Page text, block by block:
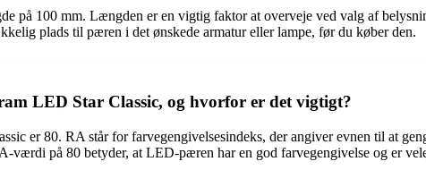
på 100 mm. Længden er en vigtig faktor at overveje ved valg af
plads til pæren i det ønskede armatur eller lampe, før du køber den.
LED Star Classic, og hvorfor er det vigtigt?
er 80. RA står for farvegengivelsesindeks, der angiver evnen til at
værdi på 80 betyder, at LED-pæren har en god farvegengivelse og er